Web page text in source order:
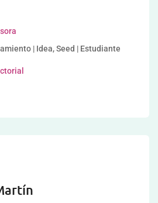
| Idea, Seed | Estudiante